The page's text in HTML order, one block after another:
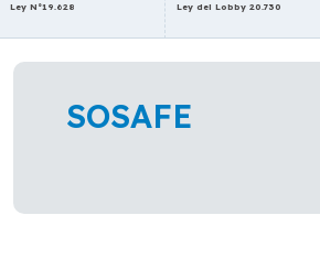
Ley N°19.628
Ley del Lobby 20.730
SOSAFE